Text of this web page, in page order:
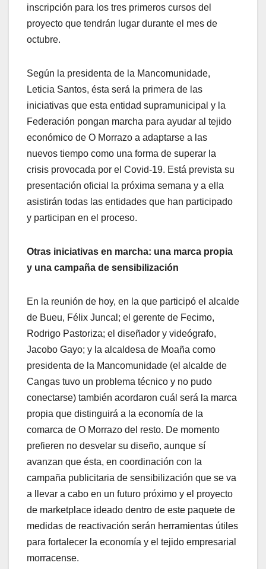
inscripción para los tres primeros cursos del
proyecto que tendrán lugar durante el mes de
octubre.
Según la presidenta de la Mancomunidade,
Leticia Santos, ésta será la primera de las
iniciativas que esta entidad supramunicipal y la
Federación pongan marcha para ayudar al tejido
económico de O Morrazo a adaptarse a las
nuevos tiempo como una forma de superar la
crisis provocada por el Covid-19. Está prevista su
presentación oficial la próxima semana y a ella
asistirán todas las entidades que han participado
y participan en el proceso.
Otras iniciativas en marcha: una marca propia
y una campaña de sensibilización
En la reunión de hoy, en la que participó el alcalde
de Bueu, Félix Juncal; el gerente de Fecimo,
Rodrigo Pastoriza; el diseñador y videógrafo,
Jacobo Gayo; y la alcaldesa de Moaña como
presidenta de la Mancomunidade (el alcalde de
Cangas tuvo un problema técnico y no pudo
conectarse) también acordaron cuál será la marca
propia que distinguirá a la economía de la
comarca de O Morrazo del resto. De momento
prefieren no desvelar su diseño, aunque sí
avanzan que ésta, en coordinación con la
campaña publicitaria de sensibilización que se va
a llevar a cabo en un futuro próximo y el proyecto
de marketplace ideado dentro de este paquete de
medidas de reactivación serán herramientas útiles
para fortalecer la economía y el tejido empresarial
morracense.